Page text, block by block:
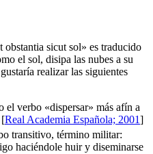
sicut sol» es traducido
el sol, disipa las nubes a su
realizar las siguientes
el verbo «dispersar» más afín a
[Real Academia Española; 2001]
transitivo, término militar:
haciéndole huir y diseminarse